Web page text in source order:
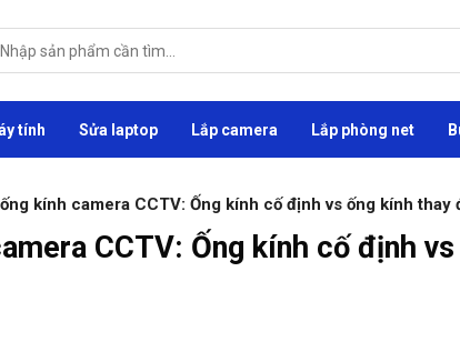
tính Sửa laptop Lắp camera Lắp phòng net
kính camera CCTV: Ống kính cố định vs ống kính thay
CCTV: Ống kính cố định